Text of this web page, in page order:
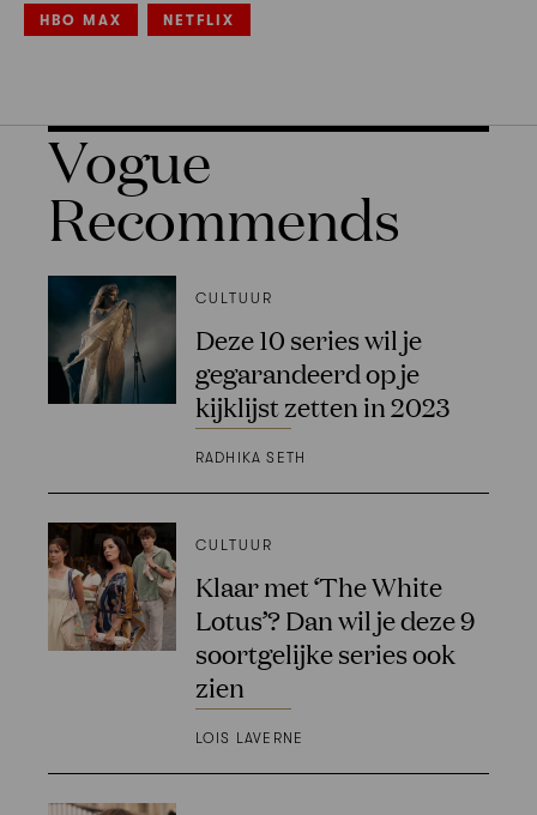
HBO MAX NETFLIX
Vogue
Recommends
CULTUUR
Deze 10 series wil je
gegarandeerd op je
kijklijst zetten in 2023
RADHIKA SETH
CULTUUR
Klaar met ‘The White
Lotus’? Dan wil je deze 9
soortgelijke series ook
zien
LOIS LAVERNE